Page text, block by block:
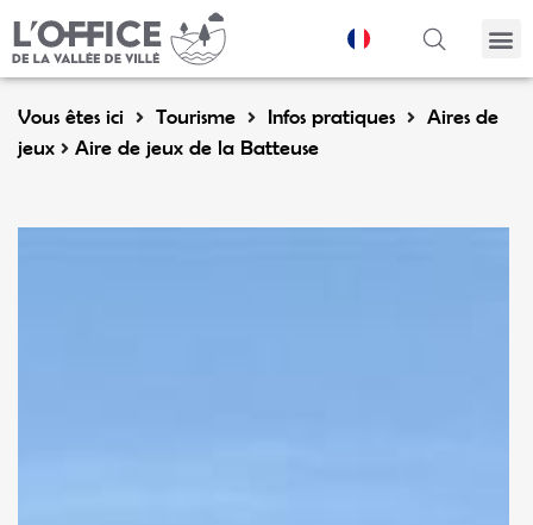
Vous êtes ici Tourisme Infos pratiques
Aires de
jeux
Aire de jeux de la Batteuse
Panneau de gestion des cookies